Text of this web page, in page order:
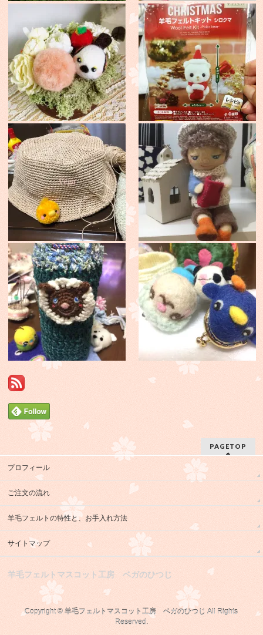
PAGETOP
プロフィール
ご注文の流れ
羊毛フェルトの特性と、お手入れ方法
サイトマップ
羊毛フェルトマスコット工房 ベガのひつじ
Copyright ©羊毛フェルトマスコット工房 ベガのひつじ All Rights
Reserved.